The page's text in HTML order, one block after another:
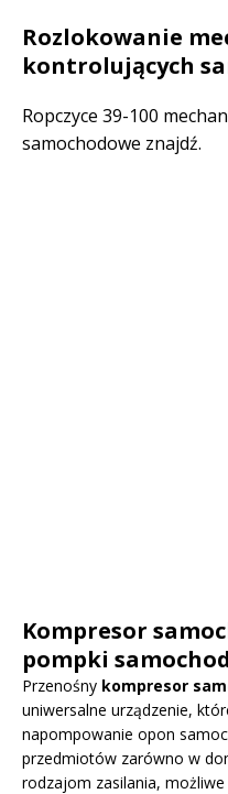
Rozlokowanie
kontrolujących
Ropczyce 39-100
samochodowe znajdź.
Kompresor
pompki
Przenośny kompresor
uniwersalne urządzenie,
napompowanie opon
przedmiotów zarówno w
rodzajom zasilania,